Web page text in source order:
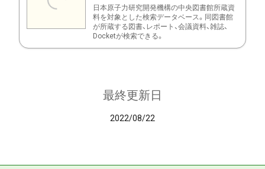
日本原子力研究開発機構の中央図書館所蔵資
料を対象とした検索データベース。同図書館
が所蔵する図書、レポート、会議資料、雑誌、
Docketが検索できる。
最終更新日
2022/08/22